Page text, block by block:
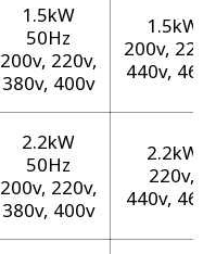
1.5kW
50Hz
200v, 220v,
380v, 400v
1.5kW
200v,
440v,
2.2kW
50Hz
200v, 220v,
380v, 400v
2.2kW
220v,
440v,